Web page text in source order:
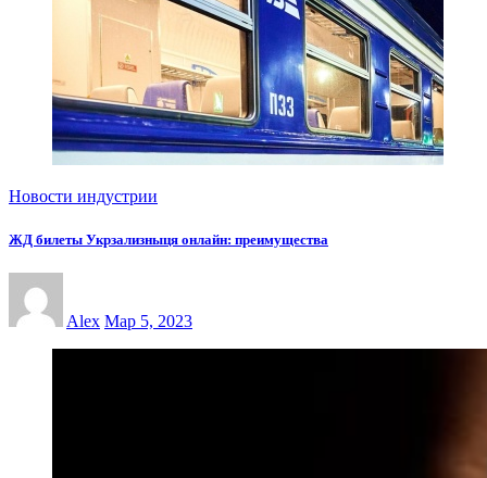
Новости индустрии
ЖД билеты Укрзализныця онлайн: преимущества
Alex Мар 5, 2023